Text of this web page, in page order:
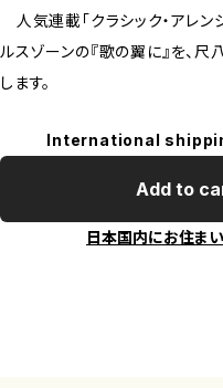
人気連載「クラシック・アレン
ルスゾーンの『歌の翼に』を、
します。
International
Add to
日本国内にお住ま